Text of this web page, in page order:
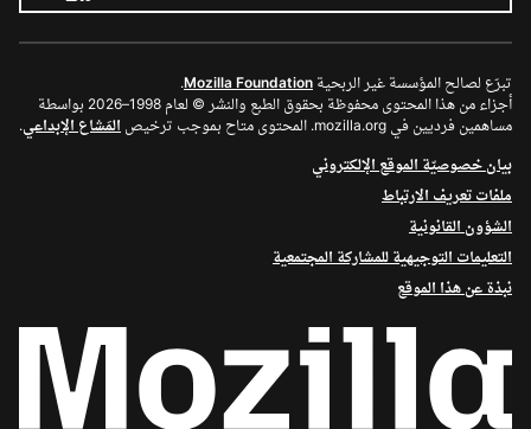
تبرّع لصالح المؤسسة غير الربحية Mozilla Foundation
.
أجزاء من هذا المحتوى محفوظة بحقوق الطبع والنشر © لعام 1998–2026 بواسطة
مساهمين فرديين في mozilla.org. المحتوى متاح بموجب ترخيص
المَشاع الإبداعي.
بيان خصوصيّة الموقع الإلكتروني
ملفات تعريف الارتباط
الشؤون القانونية
التعليمات التوجيهية للمشاركة المجتمعية
نبذة عن هذا الموقع